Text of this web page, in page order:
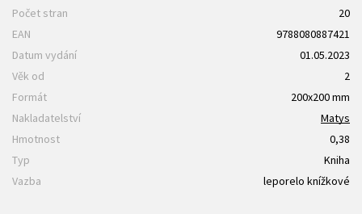
Počet stran
20
EAN
9788080887421
Datum vydání
01.05.2023
Věk od
2
Formát
200x200 mm
Nakladatelství
Matys
Hmotnost
0,38
Typ
Kniha
Vazba
leporelo knížkové